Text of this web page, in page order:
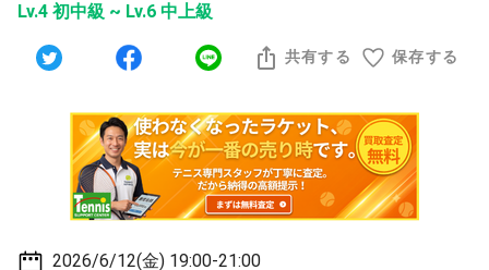
Lv.4 初中級 ~ Lv.6 中上級
共有する 保存する
2026/6/12(金) 19:00-21:00